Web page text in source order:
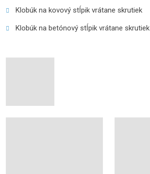
Klobúk na kovový stĺpik vrátane skrutiek
Klobúk na betónový stĺpik vrátane skrutiek